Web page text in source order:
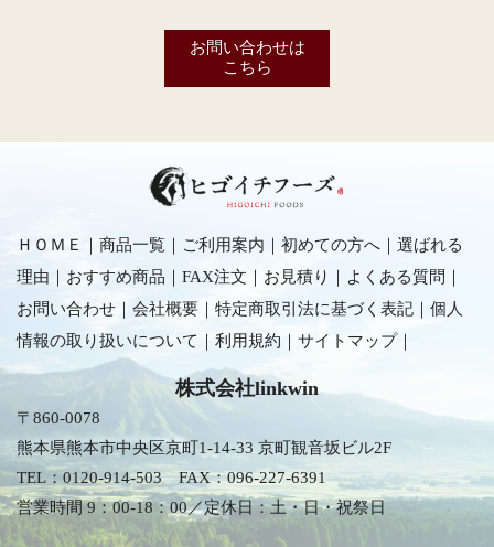
お問い合わせは
こちら
ＨＯＭＥ 商品一覧｜ ご利用案内 初めての方へ｜ 選ばれる
理由
おすすめ商品 FAX注文 お見積り よくある質問
お問い合わせ｜ 会社概要｜ 特定商取引法に基づく表記｜ 個人
情報の取り扱いについて
利用規約 サイトマップ｜
株式会社linkwin
〒860-0078
熊本県熊本市中央区京町1-14-33 京町観音坂ビル2F
TEL：0120-914-503
FAX：096-227-6391
営業時間 9：00-18：00／定休日：土・日・祝祭日